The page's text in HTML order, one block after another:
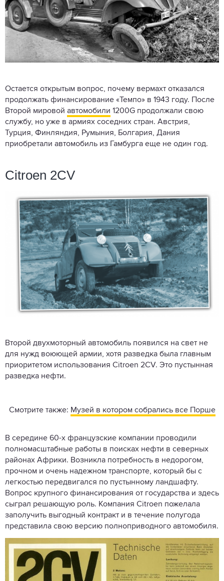
Остается открытым вопрос, почему вермахт отказался
продолжать финансирование «Темпо» в 1943 году. После
Второй мировой автомобили 1200G продолжали свою
службу, но уже в армиях соседних стран. Австрия,
Турция, Финляндия, Румыния, Болгария, Дания
приобретали автомобиль из Гамбурга еще не один год.
Citroen 2CV
Второй двухмоторный автомобиль появился на свет не
для нужд воюющей армии, хотя разведка была главным
приоритетом использования Citroen 2CV. Это пустынная
разведка нефти.
Смотрите также: Музей в котором собрались все Порше
В середине 60-х французские компании проводили
полномасштабные работы в поисках нефти в северных
районах Африки. Возникла потребность в недорогом,
прочном и очень надежном транспорте, который бы с
легкостью передвигался по пустынному ландшафту.
Вопрос крупного финансирования от государства и здесь
сыграл решающую роль. Компания Citroen пожелала
заполучить выгодный контракт и в течение полугода
представила свою версию полноприводного автомобиля.